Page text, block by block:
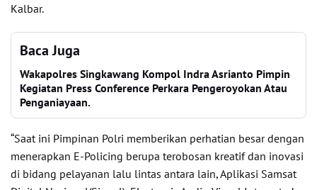
Kalbar.
Baca Juga
Wakapolres Singkawang Kompol Indra Asrianto Pimpin
Kegiatan Press Conference Perkara Pengeroyokan Atau
Penganiayaan.
“Saat ini Pimpinan Polri memberikan perhatian besar dengan
menerapkan E-Policing berupa terobosan kreatif dan inovasi
di bidang pelayanan lalu lintas antara lain, Aplikasi Samsat